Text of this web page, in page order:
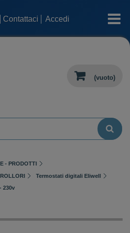
Contattaci Accedi categorie
(vuoto)
- PRODOTTI
Termostati digitali Eliwell
230v